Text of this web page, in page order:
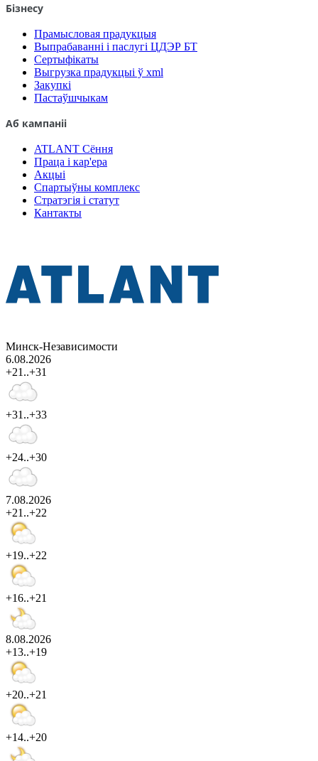
Бізнесу
Прамысловая прадукцыя
Выпрабаванні і паслугі ЦДЭР БТ
Сертыфікаты
Выгрузка прадукцыі ў xml
Закупкі
Пастаўшчыкам
Аб кампаніі
ATLANT Сёння
Праца і кар'ера
Акцыі
Спартыўны комплекс
Стратэгія і статут
Кантакты
Минск-Независимости
6.08.2026
+21..+31
+31..+33
+24..+30
7.08.2026
+21..+22
+19..+22
+16..+21
8.08.2026
+13..+19
+20..+21
+14..+20